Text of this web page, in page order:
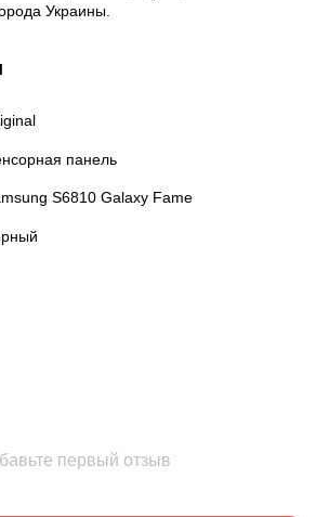
Украины.
панель
S6810 Galaxy Fame
первый отзыв